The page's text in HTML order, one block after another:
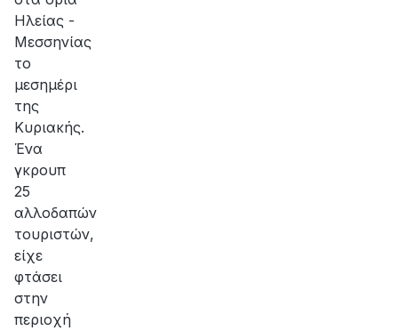
Ηλείας -
Μεσσηνίας
το
μεσημέρι
της
Κυριακής.
Ένα
γκρουπ
25
αλλοδαπών
τουριστών,
είχε
φτάσει
στην
περιοχή